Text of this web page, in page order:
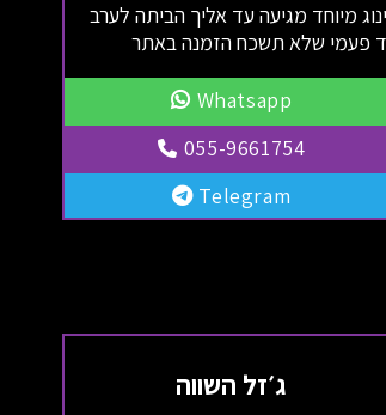
מיוחד מגיעה עד אליך הביתה לערב
פעמי שלא תשכח הזמנה באתר
Whatsapp
055-9661754
Telegram
ג׳זל השווה